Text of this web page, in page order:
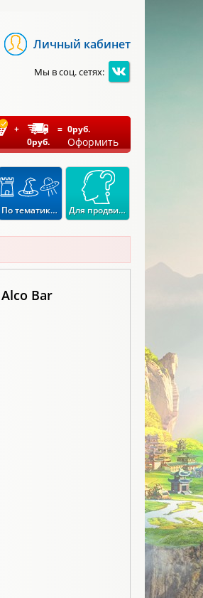
Личный кабинет
Мы в соц. сетях:
+
0руб.
= 0руб.
Оформить
По тематикам Для продвинутых
Bar